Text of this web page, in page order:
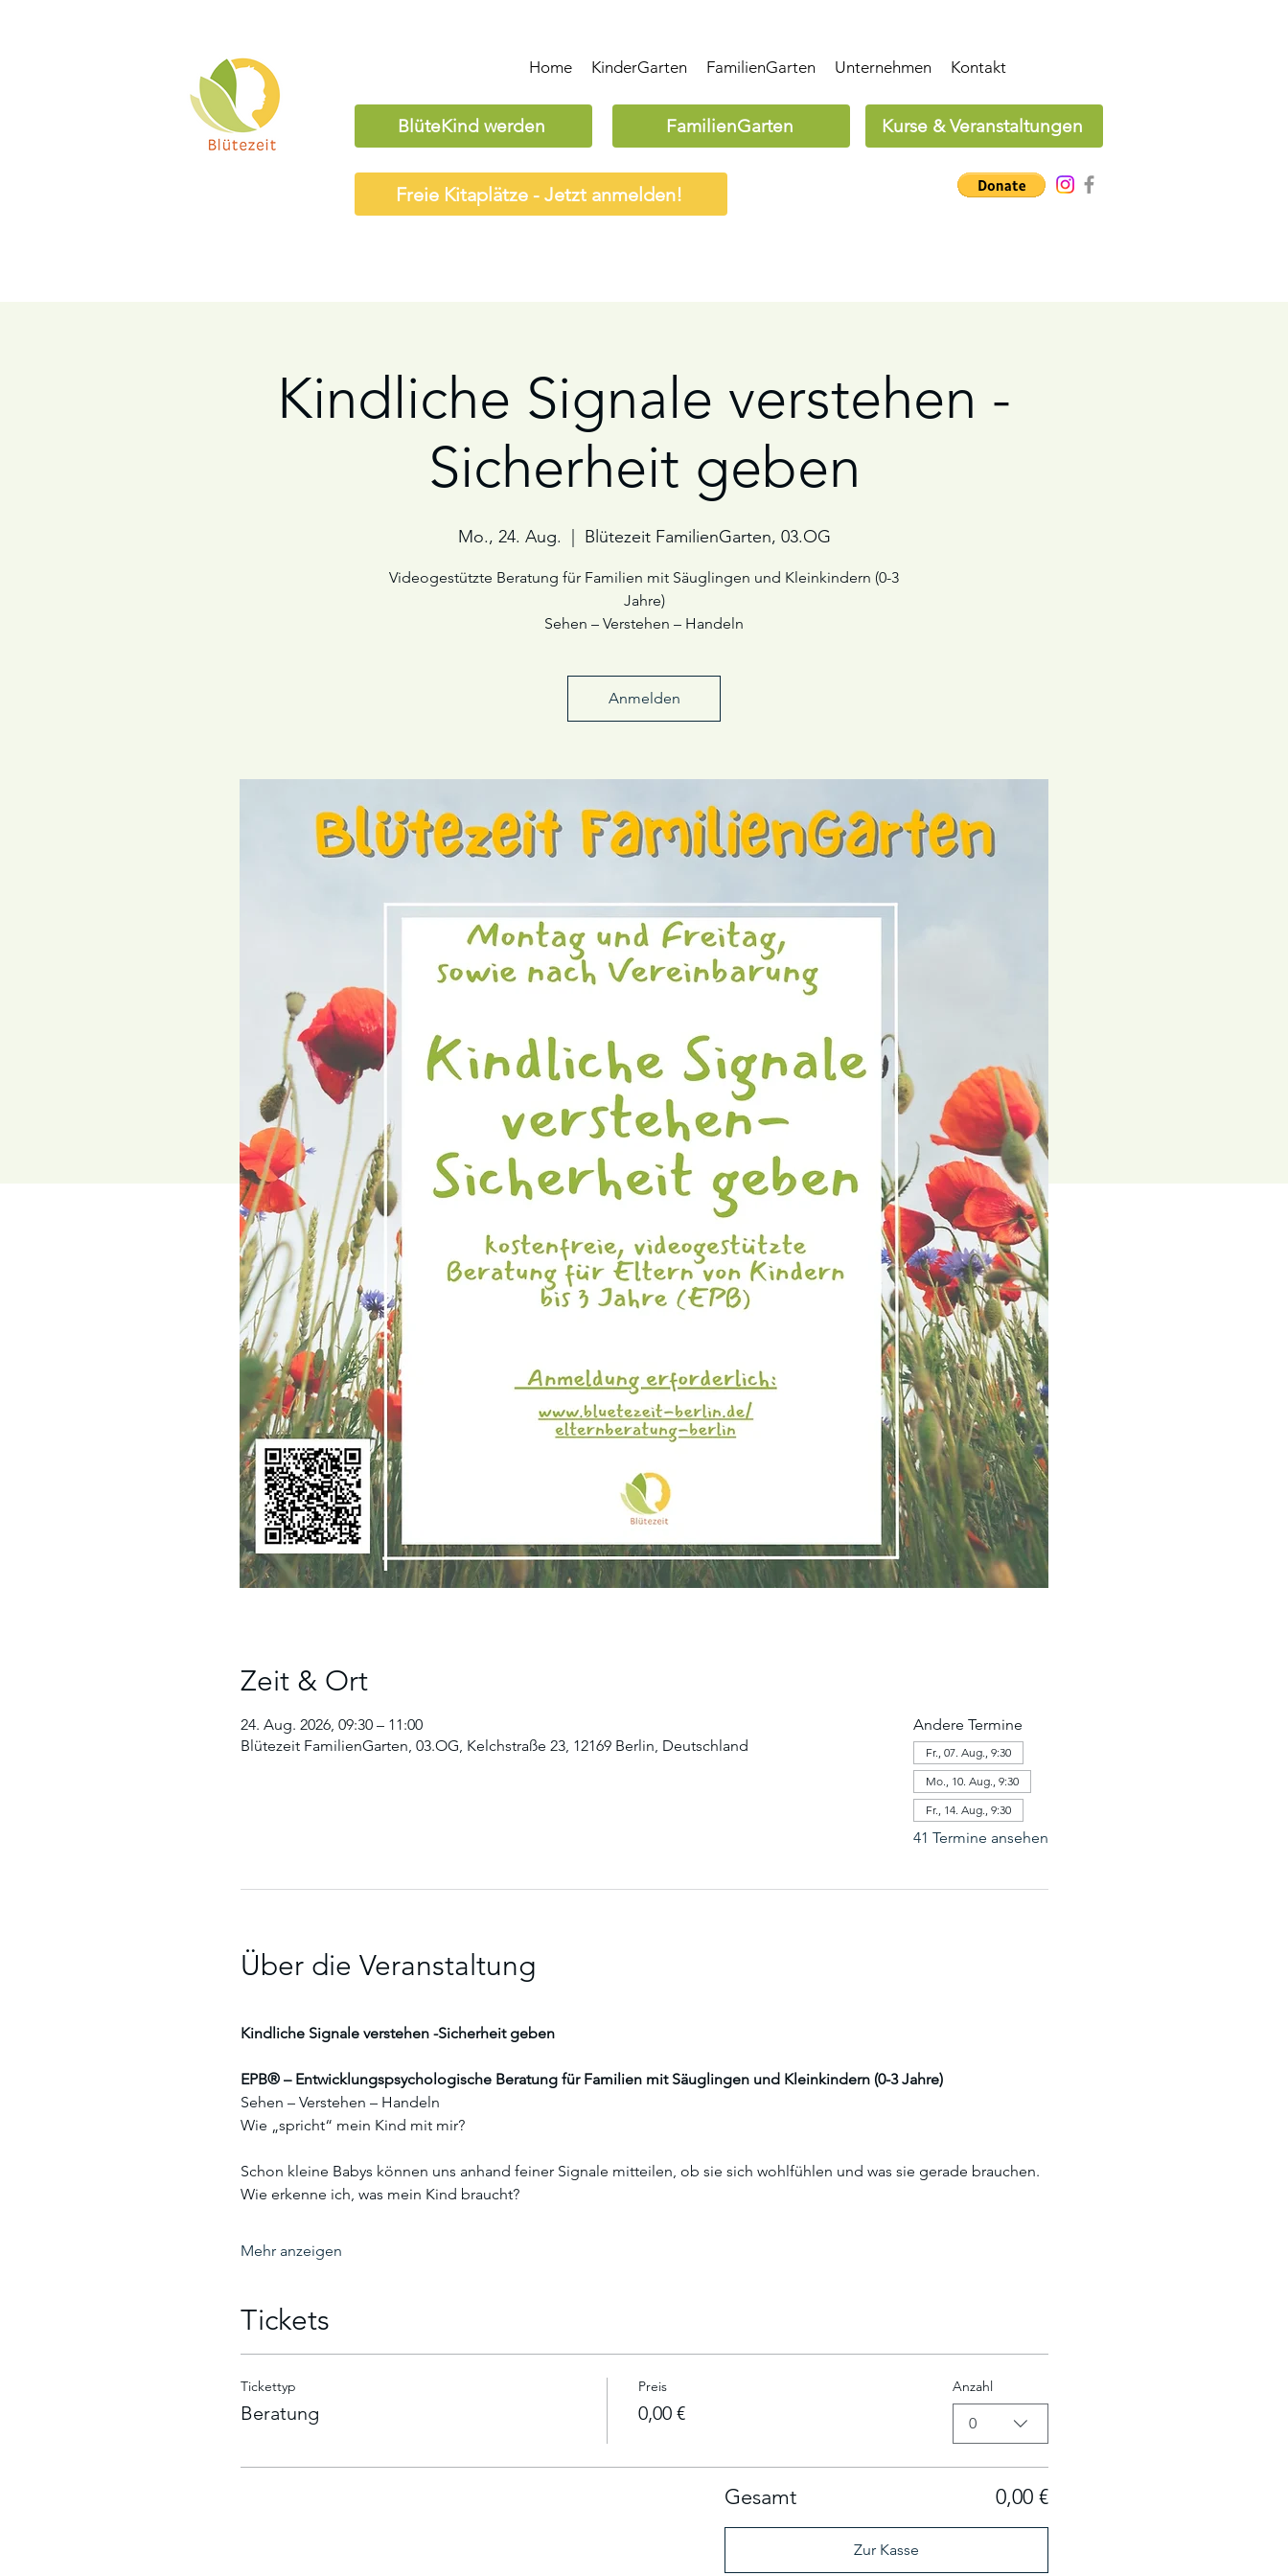
Home KinderGarten FamilienGarten Unternehmen Kontakt
BlüteKind werden FamilienGarten Kurse & Veranstaltungen
Freie Kitaplätze - Jetzt anmelden!
Kindliche Signale verstehen -
Sicherheit geben
Mo., 24. Aug. Blütezeit FamilienGarten, 03.OG
Videogestützte Beratung für Familien mit Säuglingen und Kleinkindern (0-3
Jahre)
Sehen – Verstehen – Handeln
Anmelden
Zeit & Ort
24. Aug. 2026, 09:30 – 11:00
Blütezeit FamilienGarten, 03.OG, Kelchstraße 23, 12169 Berlin, Deutschland
Andere Termine
Fr., 07. Aug., 9:30
Mo., 10. Aug., 9:30
Fr., 14. Aug., 9:30
41 Termine ansehen
Über die Veranstaltung
Kindliche Signale verstehen -Sicherheit geben
EPB® – Entwicklungspsychologische Beratung für Familien mit Säuglingen und Kleinkindern (0-3 Jahre)
Sehen – Verstehen – Handeln
Wie „spricht“ mein Kind mit mir?
Schon kleine Babys können uns anhand feiner Signale mitteilen, ob sie sich wohlfühlen und was sie gerade brauchen.
Wie erkenne ich, was mein Kind braucht?
Mehr anzeigen
Tickets
Tickettyp
Beratung
Preis
0,00 €
Anzahl
0
Gesamt 0,00 €
Zur Kasse